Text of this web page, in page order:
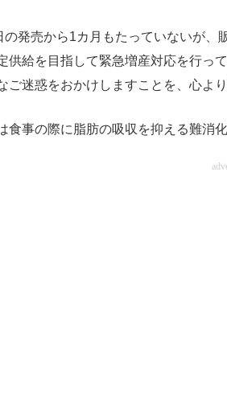
発売から1カ月もたっていないが、
供給を目指して緊急増産対応を行っ
ご迷惑をおかけしますことを、心よ
事の際に脂肪の吸収を抑える難消